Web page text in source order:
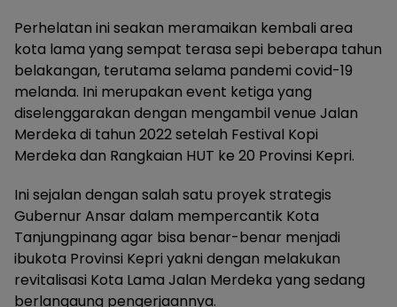
Perhelatan ini seakan meramaikan kembali area
kota lama yang sempat terasa sepi beberapa tahun
belakangan, terutama selama pandemi covid-19
melanda. Ini merupakan event ketiga yang
diselenggarakan dengan mengambil venue Jalan
Merdeka di tahun 2022 setelah Festival Kopi
Merdeka dan Rangkaian HUT ke 20 Provinsi Kepri.
Ini sejalan dengan salah satu proyek strategis
Gubernur Ansar dalam mempercantik Kota
Tanjungpinang agar bisa benar-benar menjadi
ibukota Provinsi Kepri yakni dengan melakukan
revitalisasi Kota Lama Jalan Merdeka yang sedang
berlangaung pengerjaannya.